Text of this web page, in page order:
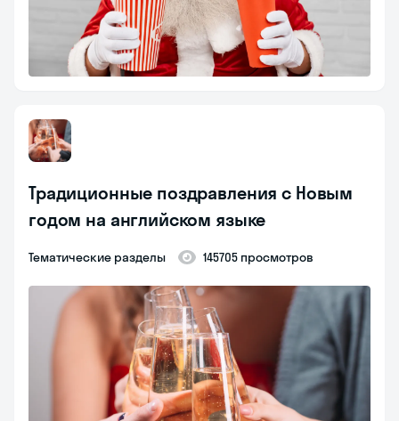
Традиционные поздравления с Новым
годом на английском языке
Тематические разделы 145705 просмотров